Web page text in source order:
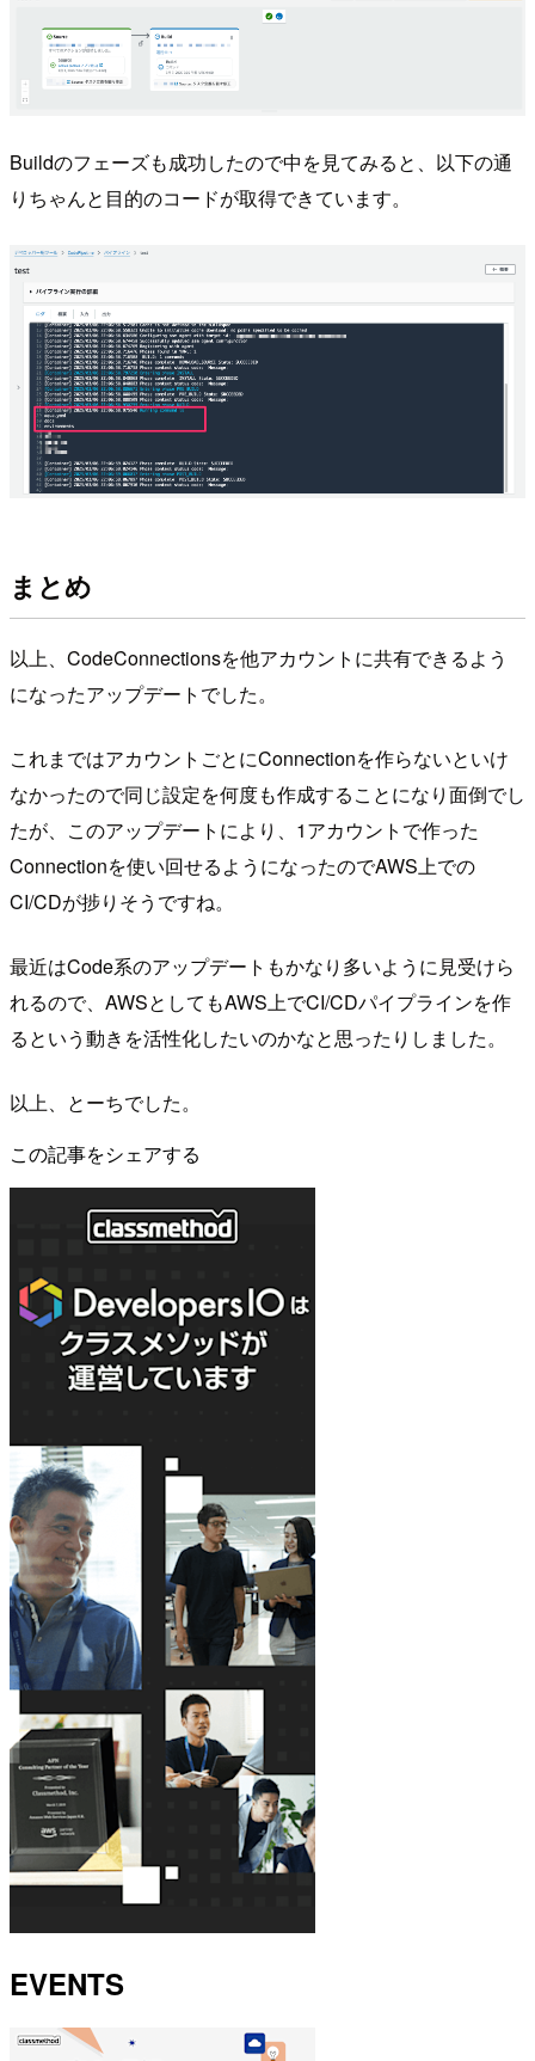
Buildのフェーズも成功したので中を見てみると、以下の通
りちゃんと目的のコードが取得できています。
まとめ
以上、CodeConnectionsを他アカウントに共有できるよう
になったアップデートでした。
これまではアカウントごとにConnectionを作らないといけ
なかったので同じ設定を何度も作成することになり面倒でし
たが、このアップデートにより、1アカウントで作った
Connectionを使い回せるようになったのでAWS上での
CI/CDが捗りそうですね。
最近はCode系のアップデートもかなり多いように見受けら
れるので、AWSとしてもAWS上でCI/CDパイプラインを作
るという動きを活性化したいのかなと思ったりしました。
以上、とーちでした。
この記事をシェアする
EVENTS